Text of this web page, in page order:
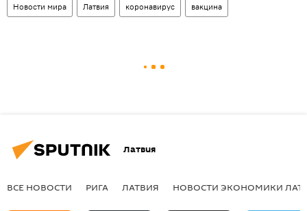
Новости мира Латвия коронавирус вакцина
Латвия
ВСЕ НОВОСТИ РИГА ЛАТВИЯ НОВОСТИ ЭКОНОМИКИ